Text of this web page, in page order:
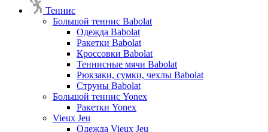
Теннис
Большой теннис Babolat
Одежда Babolat
Ракетки Babolat
Кроссовки Babolat
Теннисные мячи Babolat
Рюкзаки, сумки, чехлы Babolat
Струны Babolat
Большой теннис Yonex
Ракетки Yonex
Vieux Jeu
Одежда Vieux Jeu